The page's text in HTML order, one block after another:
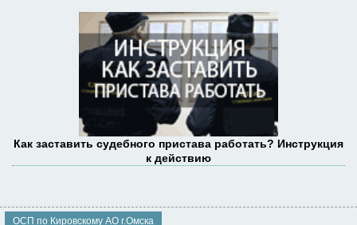
Как заставить судебного пристава работать? Инструкция
к действию
ОСП по Кировскому АО г.Омска